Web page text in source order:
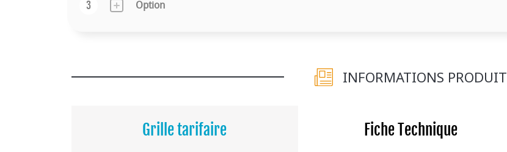
3 Option
INFORMATIONS PRODUIT
Grille tarifaire Fiche Technique